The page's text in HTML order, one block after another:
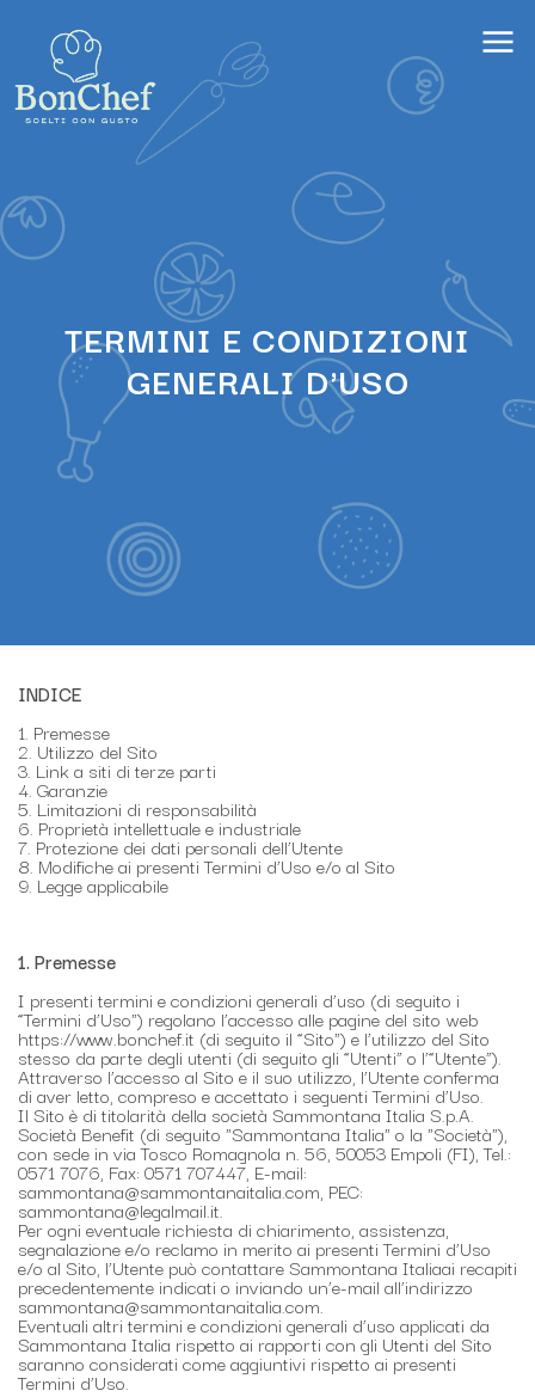
TERMINI E CONDIZIONI
GENERALI D'USO
INDICE
1. Premesse
2. Utilizzo del Sito
3. Link a siti di terze parti
4. Garanzie
5. Limitazioni di responsabilità
6. Proprietà intellettuale e industriale
7. Protezione dei dati personali dell’Utente
8. Modifiche ai presenti Termini d’Uso e/o al Sito
9. Legge applicabile
1. Premesse
I presenti termini e condizioni generali d’uso (di seguito i
“Termini d’Uso") regolano l’accesso alle pagine del sito web
https://www.bonchef.it (di seguito il “Sito") e l’utilizzo del Sito
stesso da parte degli utenti (di seguito gli “Utenti” o l’“Utente”).
Attraverso l’accesso al Sito e il suo utilizzo, l’Utente conferma
di aver letto, compreso e accettato i seguenti Termini d’Uso.
Il Sito è di titolarità della società Sammontana Italia S.p.A.
Società Benefit (di seguito "Sammontana Italia" o la "Società"),
con sede in via Tosco Romagnola n. 56, 50053 Empoli (FI), Tel.:
0571 7076, Fax: 0571 707447, E-mail:
sammontana@sammontanaitalia.com, PEC:
sammontana@legalmail.it.
Per ogni eventuale richiesta di chiarimento, assistenza,
segnalazione e/o reclamo in merito ai presenti Termini d’Uso
e/o al Sito, l’Utente può contattare Sammontana Italiaai recapiti
precedentemente indicati o inviando un’e-mail all’indirizzo
sammontana@sammontanaitalia.com.
Eventuali altri termini e condizioni generali d’uso applicati da
Sammontana Italia rispetto ai rapporti con gli Utenti del Sito
saranno considerati come aggiuntivi rispetto ai presenti
Termini d’Uso.